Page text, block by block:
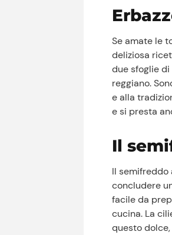
Se amate le
deliziosa
due sfoglie
reggiano.
e alla
e si presta
Il
Il semifreddo
concludere
facile da
cucina. La
questo